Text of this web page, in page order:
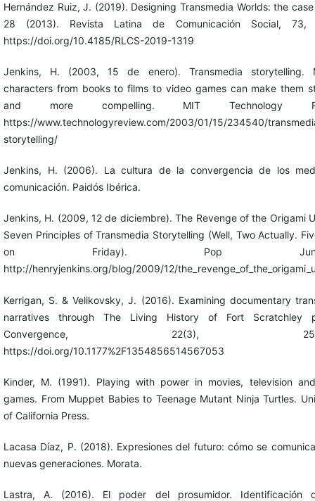
Hernández Ruiz, J. (2019). Designing Transmedia Worlds: the
28 (2013). Revista Latina de Comunicación Social, 73,
https://doi.org/10.4185/RLCS-2019-1319
Jenkins, H. (2003, 15 de enero). Transmedia storytelling.
characters from books to films to video games can make them
and more compelling. MIT Technology
https://www.technologyreview.com/2003/01/15/234540/
storytelling/
Jenkins, H. (2006). La cultura de la convergencia de los
comunicación. Paidós Ibérica.
Jenkins, H. (2009, 12 de diciembre). The Revenge of the Origami
Seven Principles of Transmedia Storytelling (Well, Two Actually.
on Friday). Pop
http://henryjenkins.org/blog/2009/12/
Kerrigan, S. & Velikovsky, J. (2016). Examining documentary
narratives through The Living History of Fort Scratchley
Convergence, 22(3), 250-
https://doi.org/10.1177%2F1354856514567053
Kinder, M. (1991). Playing with power in movies, television
games. From Muppet Babies to Teenage Mutant Ninja Turtles.
of California Press.
Lacasa Díaz, P. (2018). Expresiones del futuro: cómo se
nuevas generaciones. Morata.
Lastra, A. (2016). El poder del prosumidor. Identificación